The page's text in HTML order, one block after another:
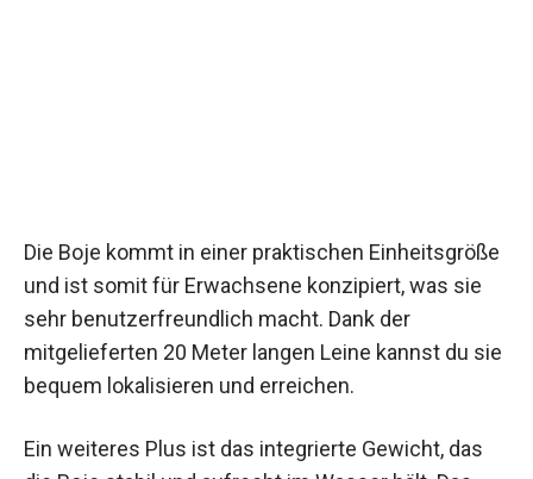
Die Boje kommt in einer praktischen Einheitsgröße
und ist somit für Erwachsene konzipiert, was sie
sehr benutzerfreundlich macht. Dank der
mitgelieferten 20 Meter langen Leine kannst du sie
bequem lokalisieren und erreichen.
Ein weiteres Plus ist das integrierte Gewicht, das